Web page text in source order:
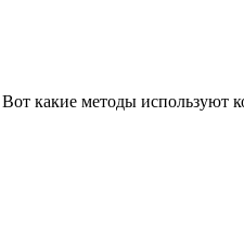
какие методы используют